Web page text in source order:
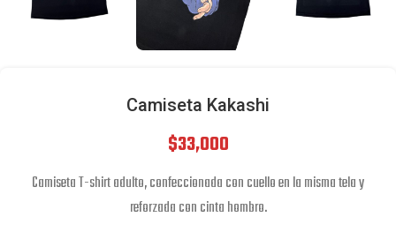
Camiseta Kakashi
$33,000
Camiseta T-shirt adulto, confeccionada con cuello en la misma tela y
reforzada con cinta hombro.